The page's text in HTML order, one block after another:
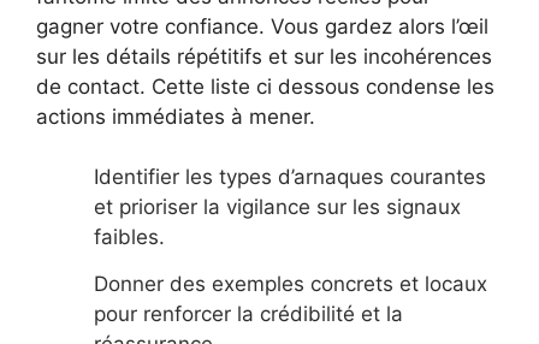
gagner votre confiance. Vous gardez alors l’œil
sur les détails répétitifs et sur les incohérences
de contact. Cette liste ci dessous condense les
actions immédiates à mener.
Identifier les types d’arnaques courantes
et prioriser la vigilance sur les signaux
faibles.
Donner des exemples concrets et locaux
pour renforcer la crédibilité et la